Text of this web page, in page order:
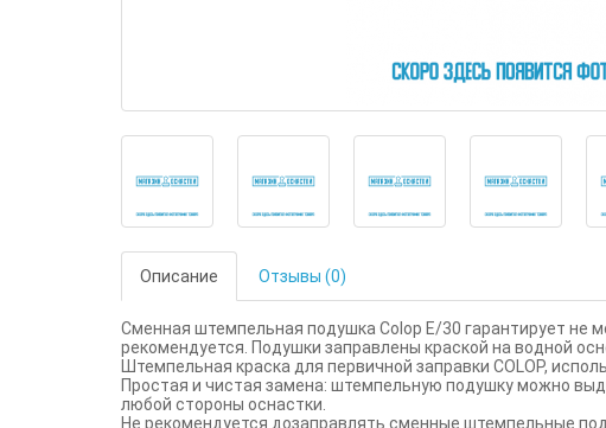
Описание Отзывы (0)
Сменная штемпельная подушка Colop E/30 гарантирует не
рекомендуется. Подушки заправлены краской на водной
Штемпельная краска для первичной заправки COLOP,
Простая и чистая замена: штемпельную подушку можно
любой стороны оснастки.
Не рекомендуется дозаправлять сменные штемпельные